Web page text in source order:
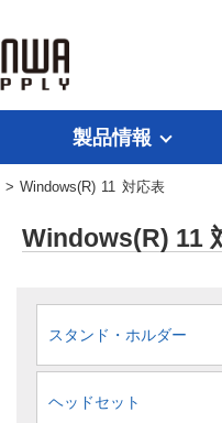
製品情報
> Windows(R) 11 対応表
Windows(R) 11
スタンド・ホルダー
ヘッドセット